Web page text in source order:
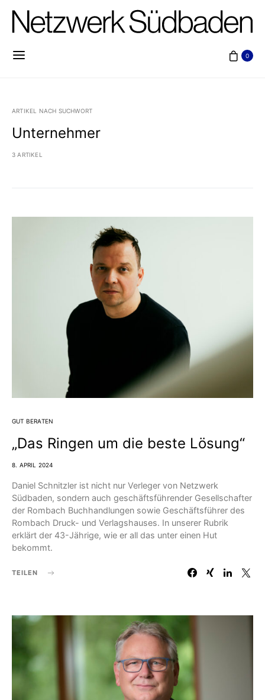
0
ARTIKEL NACH SUCHWORT
Unternehmer
3 ARTIKEL
GUT BERATEN
„Das Ringen um die beste Lösung“
8. APRIL 2024
Daniel Schnitzler ist nicht nur Verleger von Netzwerk
Südbaden, sondern auch geschäftsführender Gesellschafter
der Rombach Buchhandlungen sowie Geschäftsführer des
Rombach Druck- und Verlagshauses. In unserer Rubrik
erklärt der 43-Jährige, wie er all das unter einen Hut
bekommt.
TEILEN